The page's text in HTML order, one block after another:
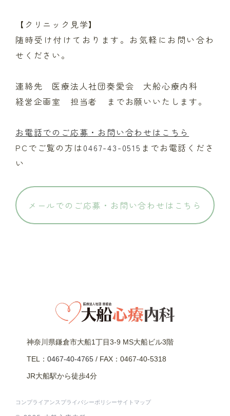
【クリニック見学】
随時受け付けております。お気軽にお問い合わ
せください。
連絡先 医療法人社団奏愛会 大船心療内科
経営企画室 担当者 までお願いいたします。
お電話でのご応募・お問い合わせはこちら
PCでご覧の方は0467-43-0515 までお電話くださ
い
メールでのご応募・お問い合わせはこちら
神奈川県鎌倉市大船1丁目3-9 MS大船ビル3階
TEL： 0467-40-4765 / FAX：0467-40-5318
JR大船駅から徒歩4分
コンプライアンス プライバシーポリシーサイトマップ